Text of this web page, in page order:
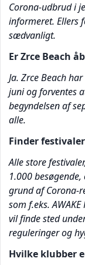
Corona-udbrud i
informeret. Ellers
sædvanligt.
Er Zrce Beach
Ja. Zrce Beach
juni og forventes
begyndelsen af
alle.
Finder
Alle store
1.000
grund af Corona-
som f.eks.
vil finde sted
reguleringer og
Hvilke klubber